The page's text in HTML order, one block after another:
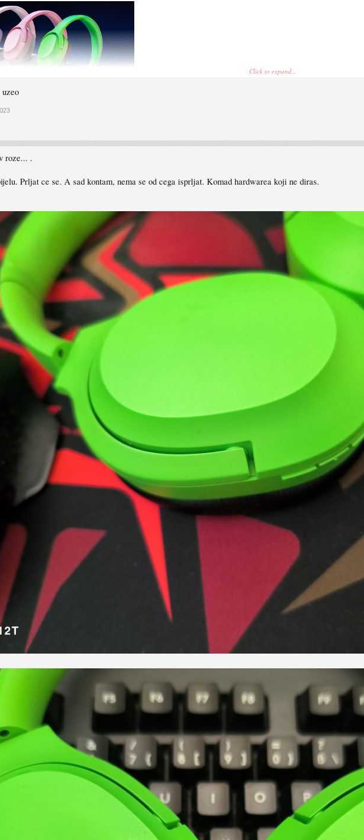
Click to expand...
roze... .
Prljat ce se. A sad kontam, nema se od cega isprljat. Komad hardwarea koji ne diras.